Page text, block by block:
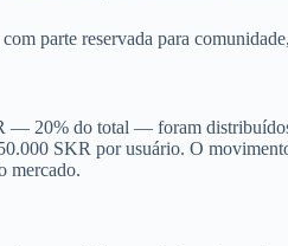
parte reservada para
— 20% do total — foram
SKR por usuário. O
mercado.